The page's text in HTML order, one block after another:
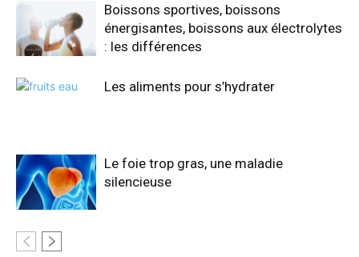
Boissons sportives, boissons
énergisantes, boissons aux électrolytes
: les différences
Les aliments pour s’hydrater
Le foie trop gras, une maladie
silencieuse